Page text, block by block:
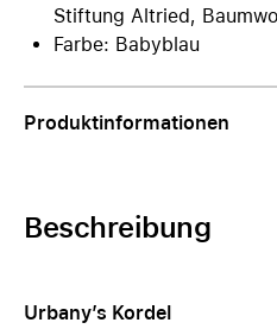
Stiftung Altried,
Farbe: Babyblau
Produktinformationen
Beschreibung
Urbany’s Kordel